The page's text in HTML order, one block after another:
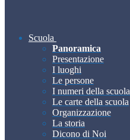
Scuola
Panoramica
Presentazione
I luoghi
Le persone
I numeri della scuola
Le carte della scuola
Organizzazione
La storia
Dicono di Noi